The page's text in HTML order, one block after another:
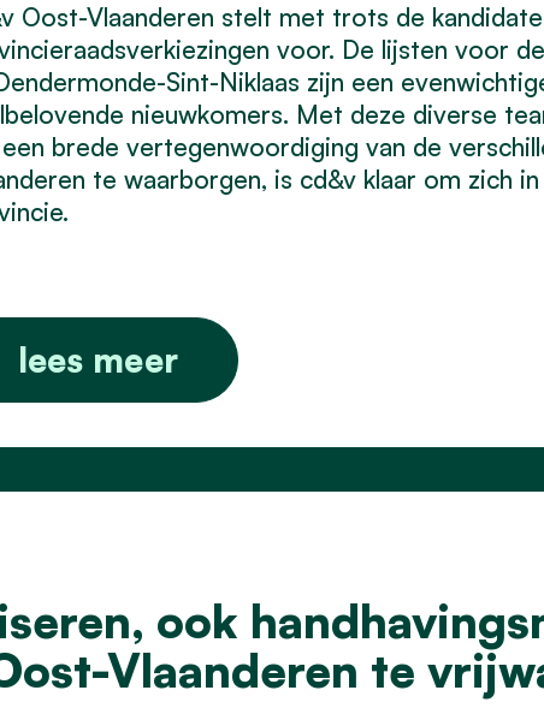
Oost-Vlaanderen stelt met trots de
voor. De lijsten voor
Sint-Niklaas zijn een
nieuwkomers. Met deze diverse
brede vertegenwoordiging van de
te waarborgen, is cd&v klaar om zich
lees meer
ook
Vlaanderen te